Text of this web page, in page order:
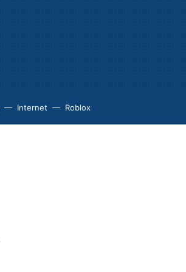
Internet Roblox